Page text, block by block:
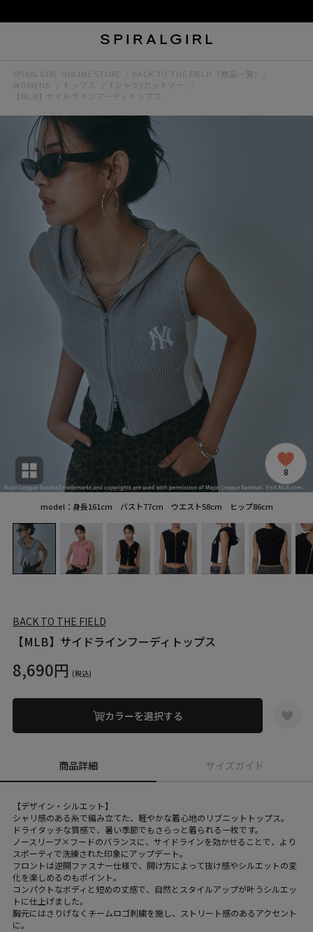
SPIRALGIRL ONLINE STORE
BACK TO THE FIELD（商品一覧)
WOMENS
トップス
Tシャツ/カットソー
【MLB】サイドラインフーディトップス
8
model：身長161cm バスト77cm ウエスト58cm ヒップ86cm
BACK TO THE FIELD
【MLB】サイドラインフーディトップス
8,690円 (税込)
カラーを選択する
商品詳細 サイズガイド
【デザイン・シルエット】
シャリ感のある糸で編み立てた、軽やかな着心地のリブニットトップス。
ドライタッチな質感で、暑い季節でもさらっと着られる一枚です。
ノースリーブ×フードのバランスに、サイドラインを効かせることで、より
スポーティで洗練された印象にアップデート。
フロントは逆開ファスナー仕様で、開け方によって抜け感やシルエットの変
化を楽しめるのもポイント。
コンパクトなボディと短めの丈感で、自然とスタイルアップが叶うシルエッ
トに仕上げました。
胸元にはさりげなくチームロゴ刺繍を施し、ストリート感のあるアクセント
に。